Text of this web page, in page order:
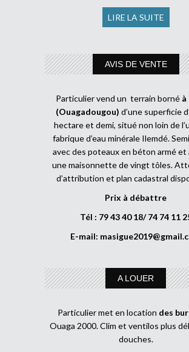
LIRE LA SUITE
AVIS DE VENTE
Particulier vend un terrain borné à
(Ouagadougou) d’une superficie
hectare et demi, situé non loin de
fabrique d’eau minérale Ilemdé.
avec des poteaux en béton armé
une maisonnette de vingt tôles.
d’attribution et plan cadastral
Prix à débattre
Tél : 79 43 40 18/ 74 74 11
E-mail:
A LOUER
Particulier met en location des
Ouaga 2000. Clim et ventilos plus
douches.